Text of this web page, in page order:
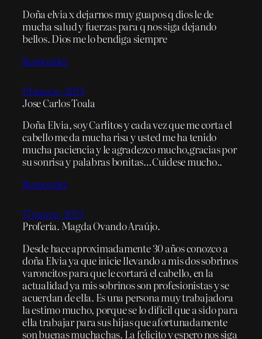
Doña elvia x dejarnos muy guapos q dios le de
mucha salud y fuerzas para q nos siga dejando
bellos. Dios me lo bendiga siempre
Responder
19 marzo, 2013
Jose Carlos Toala
Doña Elvia, soy Carlitos y cada vez que me corta el
cabello me da mucha risa y usted me ha tenido
mucha paciencia y le agradezco mucho,gracias por
su sonrisa y palabras bonitas…Cuidese mucho..
Responder
17 marzo, 2013
Profería. Magda Ovando Araújo.
Desde hace aproximadamente 30 años conozco a
doña Elvia ya que inicie llevando a mis dos sobrinos
varoncitos para que le cortará el cabello, en la
actualidad ya mis sobrinos son profesionistas y se
acuerdan de ella. Es una persona muy trabajadora
la estimo mucho, porque se lo difícil que a sido para
ella trabajar para sus hijas que afortunadamente
son buenas muchachas. La felicito y espero nos siga